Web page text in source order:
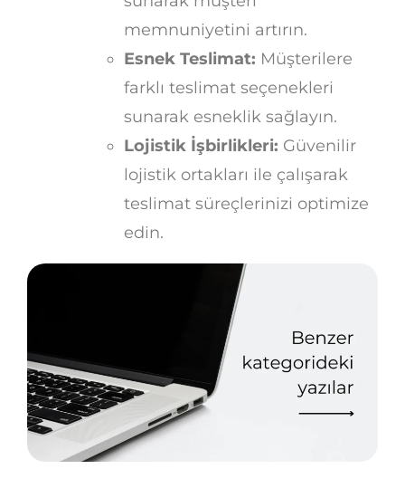
memnuniyetini artırın.
Esnek Teslimat: Müşterilere
farklı teslimat seçenekleri
sunarak esneklik sağlayın.
Lojistik İşbirlikleri: Güvenilir
lojistik ortakları ile çalışarak
teslimat süreçlerinizi optimize
edin.